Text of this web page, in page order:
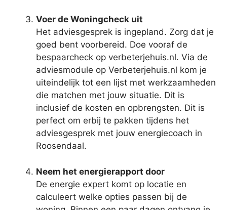
Voer de Woningcheck uit
Het adviesgesprek is ingepland. Zorg dat je
goed bent voorbereid. Doe vooraf de
bespaarcheck op verbeterjehuis.nl. Via de
adviesmodule op Verbeterjehuis.nl kom je
uiteindelijk tot een lijst met werkzaamheden
die matchen met jouw situatie. Dit is
inclusief de kosten en opbrengsten. Dit is
perfect om erbij te pakken tijdens het
adviesgesprek met jouw energiecoach in
Roosendaal.
Neem het energierapport door
De energie expert komt op locatie en
calculeert welke opties passen bij de